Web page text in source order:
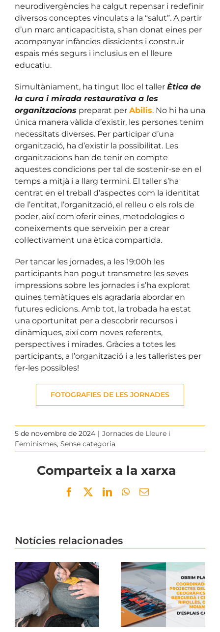
neurodivergències ha calgut repensar i redefinir
diversos conceptes vinculats a la “salut”. A partir
d’un marc anticapacitista, s’han donat eines per
acompanyar infàncies dissidents i construir
espais més segurs i inclusius en el lleure
educatiu.
Simultàniament, ha tingut lloc el taller Ètica de
la cura i mirada restaurativa a les
organitzacionspreparat per Abilis. No hi ha una
única manera vàlida d’existir, les persones tenim
necessitats diverses. Per participar d’una
organització, ha d’existir la possibilitat. Les
organitzacions han de tenir en compte
aquestes condicions per tal de sostenir-se en el
temps a mitjà i a llarg termini. El taller s’ha
centrat en el treball d’aspectes com la identitat
de l’entitat, l’organització, el relleu o els rols de
poder, així com oferir eines, metodologies o
coneixements que serveixin per a crear
col·lectivament una ètica compartida.
Per tancar les jornades, a les 19:00h les
participants han pogut transmetre les seves
impressions sobre les jornades i s’ha explorat
quines temàtiques els agradaria abordar en
futures edicions. Amb tot, la trobada ha estat
una oportunitat per a descobrir recursos i
dinàmiques, així com noves referents,
perspectives i mirades. Gràcies a totes les
participants, a l’organització i a les talleristes per
fer-les possibles!
FOTOGRAFIES DE LES JORNADES
5 de novembre de 2024 | Jornades de Lleure i
Feminismes, Sense categoria
Comparteix a la xarxa
Facebook
TwitterLinkedInWhatsApp
Email
Notícies relacionades